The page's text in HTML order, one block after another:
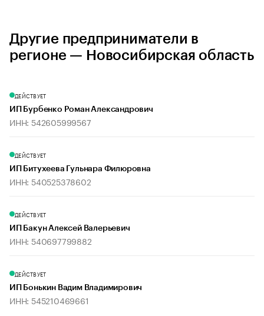
Другие предприниматели в
регионе — Новосибирская область
ДЕЙСТВУЕТ
ИП Бурбенко Роман Александрович
ИНН: 542605999567
ДЕЙСТВУЕТ
ИП Битухеева Гульнара Филюровна
ИНН: 540525378602
ДЕЙСТВУЕТ
ИП Бакун Алексей Валерьевич
ИНН: 540697799882
ДЕЙСТВУЕТ
ИП Бонькин Вадим Владимирович
ИНН: 545210469661